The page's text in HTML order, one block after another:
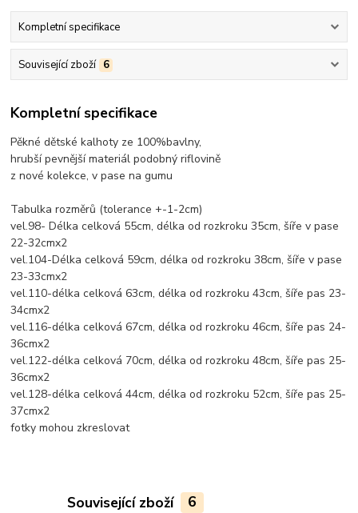
Kompletní specifikace
Související zboží 6
Kompletní specifikace
Pěkné dětské kalhoty ze 100%bavlny,
hrubší pevnější materiál podobný riflovině
z nové kolekce, v pase na gumu
Tabulka rozměrů (tolerance +-1-2cm)
vel.98- Délka celková 55cm, délka od rozkroku 35cm, šíře v pase
22-32cmx2
vel.104-Délka celková 59cm, délka od rozkroku 38cm, šíře v pase
23-33cmx2
vel.110-délka celková 63cm, délka od rozkroku 43cm, šíře pas 23-
34cmx2
vel.116-délka celková 67cm, délka od rozkroku 46cm, šíře pas 24-
36cmx2
vel.122-délka celková 70cm, délka od rozkroku 48cm, šíře pas 25-
36cmx2
vel.128-délka celková 44cm, délka od rozkroku 52cm, šíře pas 25-
37cmx2
fotky mohou zkreslovat
Související zboží 6